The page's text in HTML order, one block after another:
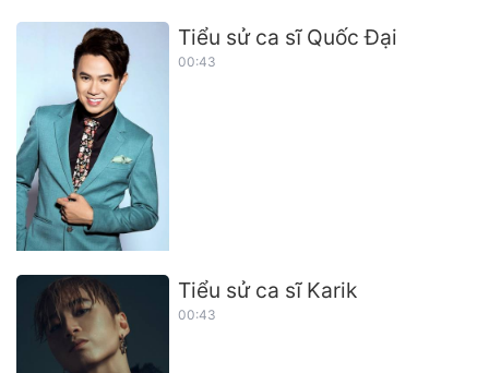
Tiểu sử ca sĩ Quốc Đại
00:43
Tiểu sử ca sĩ Karik
00:43